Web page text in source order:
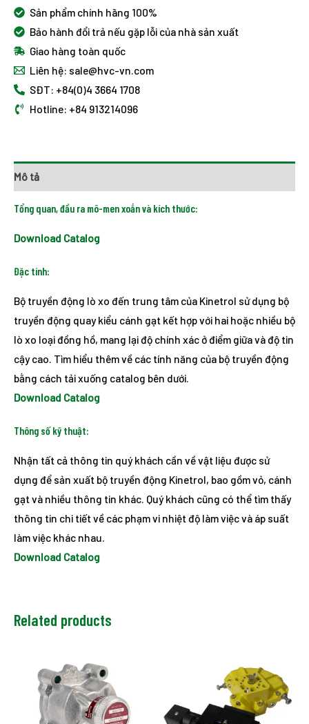
Sản phẩm chính hãng 100%
Bảo hành đổi trả nếu gặp lỗi của nhà sản xuất
Giao hàng toàn quốc
Liên hệ: sale@hvc-vn.com
SĐT: +84(0)4 3664 1708
Hotline: +84 913214096
Mô tả
Tổng quan, đầu ra mô-men xoắn và kích thước:
Download Catalog
Đặc tính:
Bộ truyền động lò xo đến trung tâm của Kinetrol sử dụng bộ
truyền động quay kiểu cánh gạt kết hợp với hai hoặc nhiều bộ
lò xo loại đồng hồ, mang lại độ chính xác ở điểm giữa và độ tin
cậy cao. Tìm hiểu thêm về các tính năng của bộ truyền động
bằng cách tải xuống catalog bên dưới.
Download Catalog
Thông số kỹ thuật:
Nhận tất cả thông tin quý khách cần về vật liệu được sử
dụng để sản xuất bộ truyền động Kinetrol, bao gồm vỏ, cánh
gạt và nhiều thông tin khác. Quý khách cũng có thể tìm thấy
thông tin chi tiết về các phạm vi nhiệt độ làm việc và áp suất
làm việc khác nhau.
Download Catalog
Related products